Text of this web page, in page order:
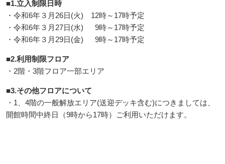
■1.立入制限日時
・令和6年３月26日(火) 12時～17時予定
・令和6年３月27日(水) 9時～17時予定
・令和6年３月29日(金) 9時～17時予定
■2.利用制限フロア
・2階・3階フロア一部エリア
■3.その他フロアについて
・1、4階の一般解放エリア(送迎デッキ含む)につきましては、
開館時間中終日（9時から17時）ご利用いただけます。